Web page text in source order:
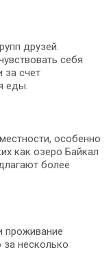
друзей.
себя
за счет
еды.
особенно
как озеро Байкал
более
проживание
несколько